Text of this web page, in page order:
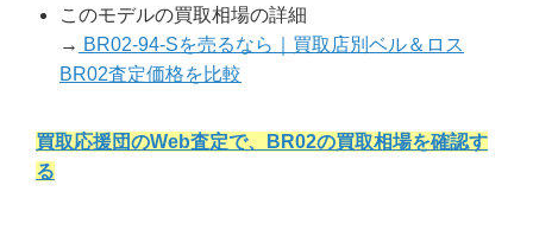
このモデルの買取相場の詳細
→ BR02-94-Sを売るなら｜買取店別ベル＆ロス
BR02査定価格を比較
買取応援団のWeb査定で、BR02の買取相場を確認す
る